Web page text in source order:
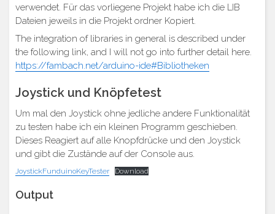
verwendet. Für das vorliegene Projekt habe ich die LIB
Dateien jeweils in die Projekt ordner Kopiert.
The integration of libraries in general is described under
the following link, and I will not go into further detail here.
https://fambach.net/arduino-ide#Bibliotheken
Joystick und Knöpfetest
Um mal den Joystick ohne jedliche andere Funktionalität
zu testen habe ich ein kleinen Programm geschieben.
Dieses Reagiert auf alle Knopfdrücke und den Joystick
und gibt die Zustände auf der Console aus.
JoystickFunduinoKeyTester Download
Output